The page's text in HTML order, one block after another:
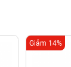
Giảm 14%